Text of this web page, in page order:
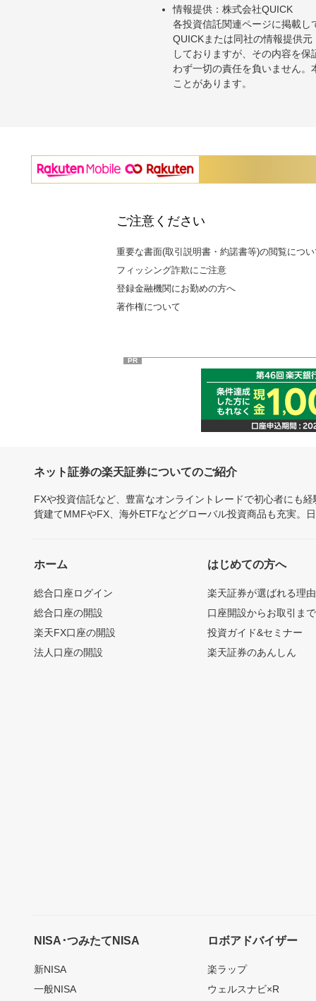
情報提供：株式会社QUICK
各投資信託関連ページに掲載
QUICKまたは同社の情報提供
しておりますが、その内容を
わず一切の責任を負いません
ことがあります。
ご注意ください
重要な書面(取引説明書・約諾書等)の閲覧につ
フィッシング詐欺にご注意
登録金融機関にお勤めの方へ
著作権について
PR
ネット証券の楽天証券についてのご紹介
FXや投資信託など、豊富なオンライントレードで初心者にも
貨建てMMFやFX、海外ETFなどグローバル投資商品も充実。
ホーム
総合口座ログイン
総合口座の開設
楽天FX口座の開設
法人口座の開設
はじめての方へ
楽天証券が選ばれる理由
口座開設からお取引ま
投資ガイド&セミナー
楽天証券のあんしん
NISA･つみたてNISA
新NISA
一般NISA
ロボアドバイザー
楽ラップ
ウェルスナビ×R